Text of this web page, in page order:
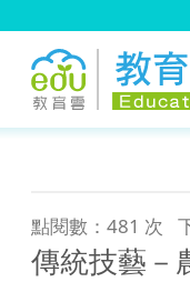
點閱數：481 次
傳統技藝－